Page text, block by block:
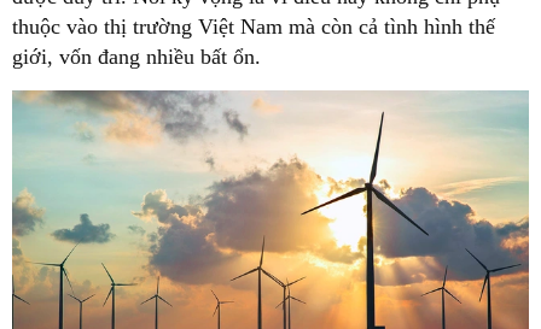
thuộc vào thị trường Việt Nam mà còn cả tình hình thế
giới, vốn đang nhiều bất ổn.